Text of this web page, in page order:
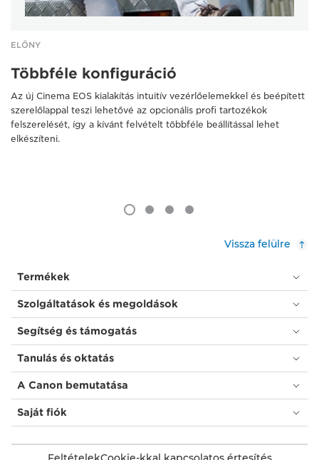
ELŐNY
Többféle konfiguráció
Az új Cinema EOS kialakítás intuitív vezérlőelemekkel és beépített
szerelőlappal teszi lehetővé az opcionális profi tartozékok
felszerelését, így a kívánt felvételt többféle beállítással lehet
elkészíteni.
Vissza felülre
Termékek
Szolgáltatások és megoldások
Segítség és támogatás
Tanulás és oktatás
A Canon bemutatása
Saját fiók